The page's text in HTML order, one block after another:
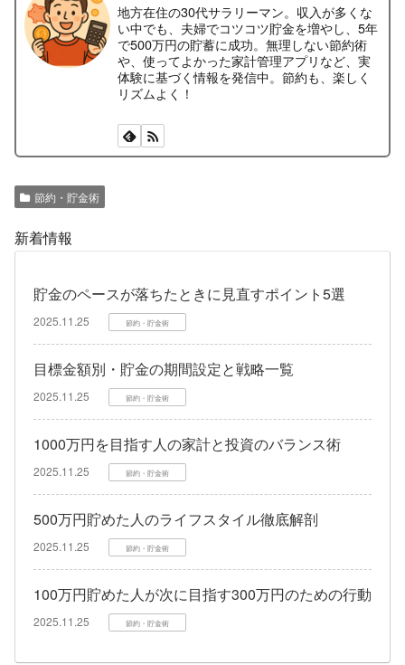
地方在住の30代サラリーマン。収入が多くな
い中でも、夫婦でコツコツ貯金を増やし、5年
で500万円の貯蓄に成功。無理しない節約術
や、使ってよかった家計管理アプリなど、実
体験に基づく情報を発信中。節約も、楽しく
リズムよく！
節約・貯金術
新着情報
貯金のペースが落ちたときに見直すポイント5選
2025.11.25 節約・貯金術
目標金額別・貯金の期間設定と戦略一覧
2025.11.25 節約・貯金術
1000万円を目指す人の家計と投資のバランス術
2025.11.25 節約・貯金術
500万円貯めた人のライフスタイル徹底解剖
2025.11.25 節約・貯金術
100万円貯めた人が次に目指す300万円のための行動
2025.11.25 節約・貯金術